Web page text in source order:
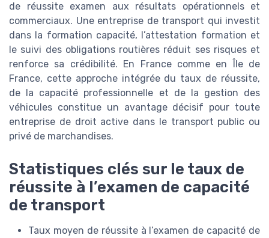
de réussite examen aux résultats opérationnels et
commerciaux. Une entreprise de transport qui investit
dans la formation capacité, l’attestation formation et
le suivi des obligations routières réduit ses risques et
renforce sa crédibilité. En France comme en Île de
France, cette approche intégrée du taux de réussite,
de la capacité professionnelle et de la gestion des
véhicules constitue un avantage décisif pour toute
entreprise de droit active dans le transport public ou
privé de marchandises.
Statistiques clés sur le taux de
réussite à l’examen de capacité
de transport
Taux moyen de réussite à l’examen de capacité de